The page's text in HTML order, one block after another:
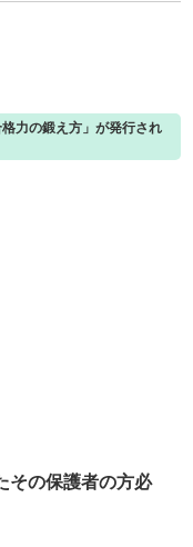
力の鍛え方」が発行され
その保護者の方必